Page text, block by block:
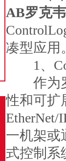
AB罗克
凑型应用
1、
作为罗
性和可扩
一机架或
式控制系